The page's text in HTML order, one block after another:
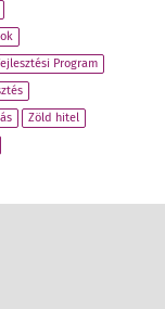
Program
Zöld hitel